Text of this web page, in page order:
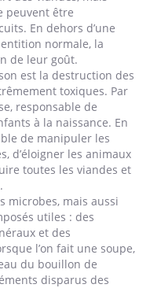
peuvent être
En dehors d’une
normale, la
de leur goût.
est la destruction des
toxiques. Par
responsable de
à la naissance. En
de manipuler les
d’éloigner les animaux
toutes les viandes et
microbes, mais aussi
utiles : des
et des
l’on fait une soupe,
du bouillon de
disparus des